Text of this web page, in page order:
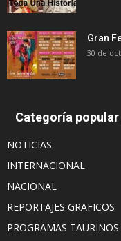
Gran
30 de
Categoría popular
NOTICIAS
INTERNACIONAL
NACIONAL
REPORTAJES GRAFICOS
PROGRAMAS